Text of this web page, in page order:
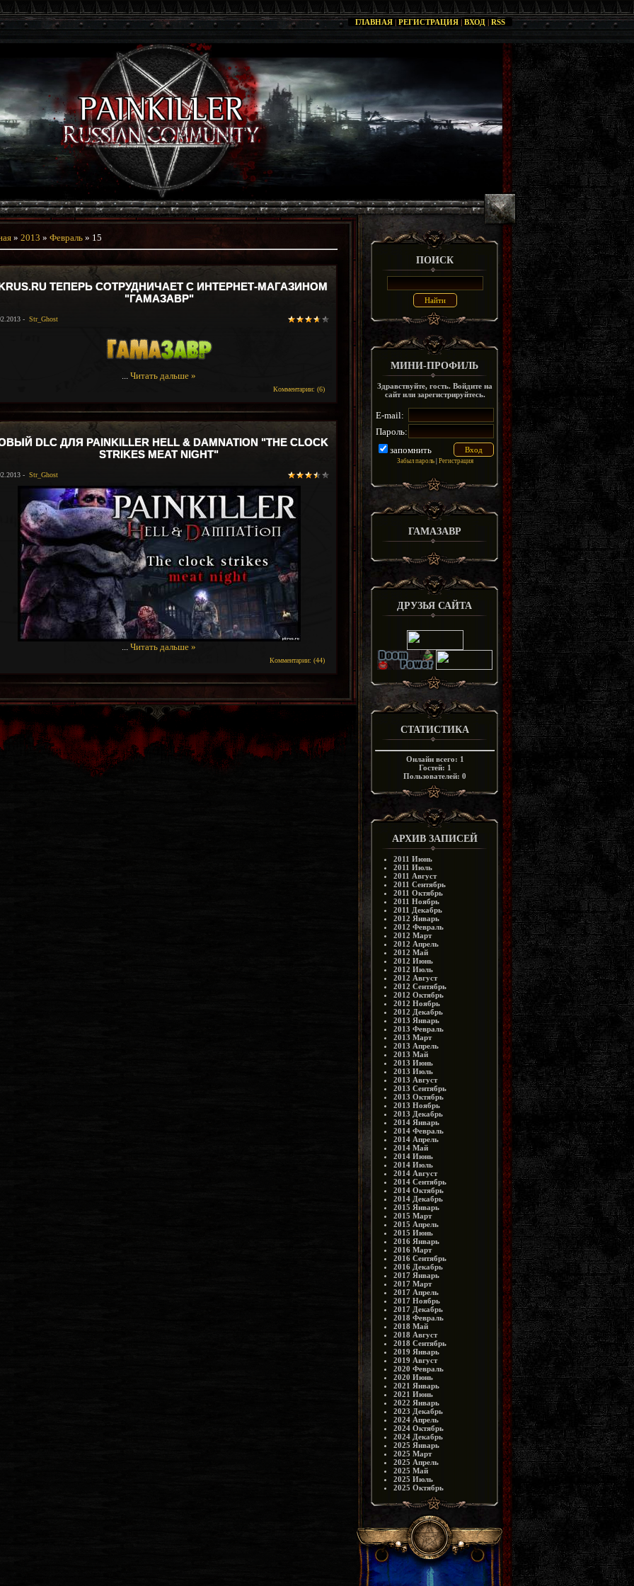
ГЛАВНАЯ | РЕГИСТРАЦИЯ | ВХОД | RSS
» 2013 » Февраль » 15
ТЕПЕРЬ СОТРУДНИЧАЕТ С ИНТЕРНЕТ-МАГАЗИНОМ
"ГАМАЗАВР"
- Str_Ghost
Читать дальше »
Комментарии: (6)
DLC ДЛЯ PAINKILLER HELL & DAMNATION "THE CLOCK
STRIKES MEAT NIGHT"
- Str_Ghost
Читать дальше »
Комментарии: (44)
ПОИСК
МИНИ-ПРОФИЛЬ
Здравствуйте, гость. Войдите на
сайт или зарегистрируйтесь.
E-mail:
Пароль:
запомнить
Забыл пароль| Регистрация
ГАМАЗАВР
ДРУЗЬЯ САЙТА
СТАТИСТИКА
Онлайн всего: 1
Гостей: 1
Пользователей: 0
АРХИВ ЗАПИСЕЙ
2011 Июнь
2011 Июль
2011 Август
2011 Сентябрь
2011 Октябрь
2011 Ноябрь
2011 Декабрь
2012 Январь
2012 Февраль
2012 Март
2012 Апрель
2012 Май
2012 Июнь
2012 Июль
2012 Август
2012 Сентябрь
2012 Октябрь
2012 Ноябрь
2012 Декабрь
2013 Январь
2013 Февраль
2013 Март
2013 Апрель
2013 Май
2013 Июнь
2013 Июль
2013 Август
2013 Сентябрь
2013 Октябрь
2013 Ноябрь
2013 Декабрь
2014 Январь
2014 Февраль
2014 Апрель
2014 Май
2014 Июнь
2014 Июль
2014 Август
2014 Сентябрь
2014 Октябрь
2014 Декабрь
2015 Январь
2015 Март
2015 Апрель
2015 Июнь
2016 Январь
2016 Март
2016 Сентябрь
2016 Декабрь
2017 Январь
2017 Март
2017 Апрель
2017 Ноябрь
2017 Декабрь
2018 Февраль
2018 Май
2018 Август
2018 Сентябрь
2019 Январь
2019 Август
2020 Февраль
2020 Июнь
2021 Январь
2021 Июнь
2022 Январь
2023 Декабрь
2024 Апрель
2024 Октябрь
2024 Декабрь
2025 Январь
2025 Март
2025 Апрель
2025 Май
2025 Июль
2025 Октябрь